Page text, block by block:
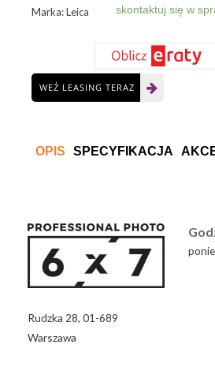
E60
skontaktuj się w
Marka: Leica
WEŹ LEASING TERAZ
OPIS SPECYFIKACJA
Rudzka 28, 01-689
Warszawa